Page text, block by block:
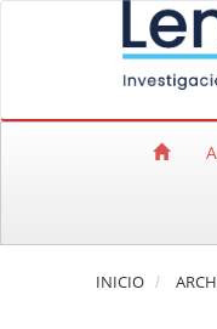
Salto rápido al contenido
Navegación principal
Contenido principal
INICIO